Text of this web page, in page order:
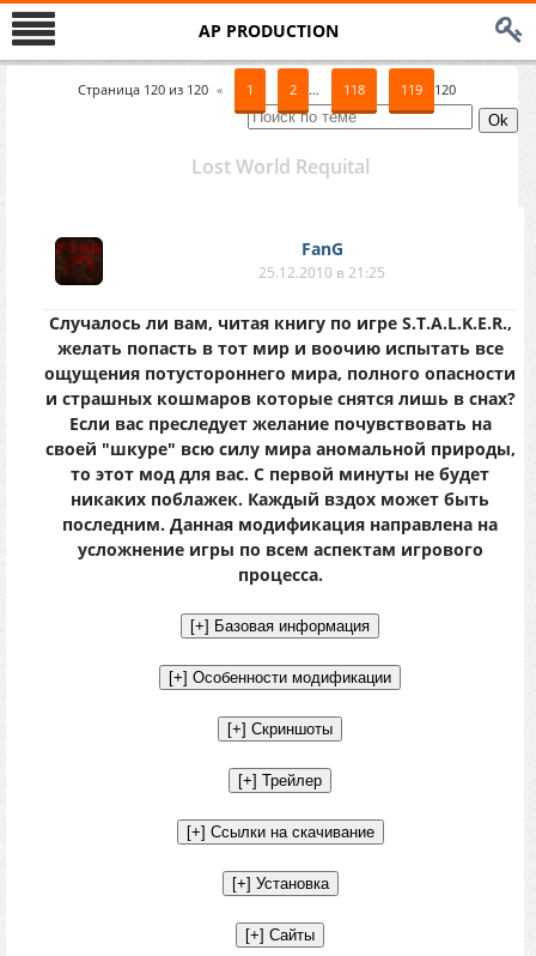
AP PRODUCTION
Страница 120из 120 « 1 2 … 118 119 120
Lost World Requital
FanG
25.12.2010 в 21:25
Случалось ли вам, читая книгу по игре S.T.A.L.K.E.R.,
желать попасть в тот мир и воочию испытать все
ощущения потустороннего мира, полного опасности
и страшных кошмаров которые снятся лишь в снах?
Если вас преследует желание почувствовать на
своей "шкуре" всю силу мира аномальной природы,
то этот мод для вас. С первой минуты не будет
никаких поблажек. Каждый вздох может быть
последним. Данная модификация направлена на
усложнение игры по всем аспектам игрового
процесса.